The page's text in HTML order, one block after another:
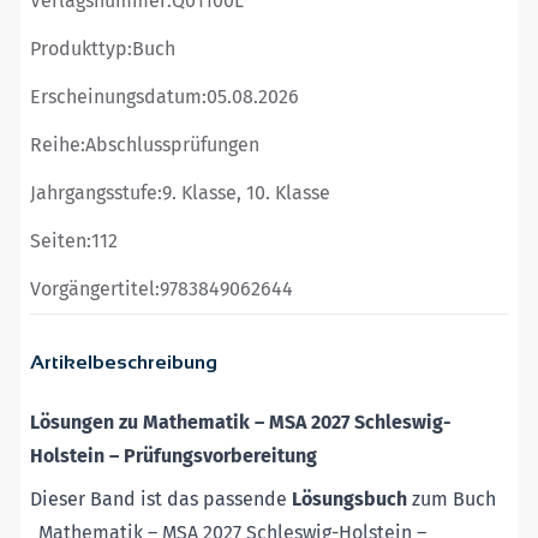
Artikelbeschreibung
Lösungen zu Mathematik – MSA 2027 Schleswig-
Holstein – Prüfungsvorbereitung
Dieser Band ist das passende Lösungsbuch zum Buch
„Mathematik – MSA 2027 Schleswig-Holstein –
Produkttyp:Buch
Erscheinungsdatum:05.08.2026
Reihe:Abschlussprüfungen
Jahrgangsstufe:9. Klasse, 10. Klasse
Seiten:112
Vorgängertitel:9783849062644